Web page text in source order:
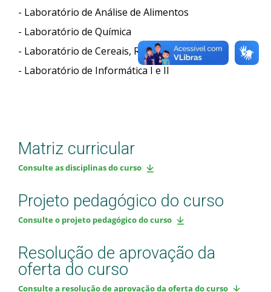
- Laboratório de Análise de Alimentos
- Laboratório de Química
- Laboratório de Cereais, Raízes e Tubérculos
- Laboratório de Informática I e II
Matriz curricular
Consulte as disciplinas do curso
Projeto pedagógico do curso
Consulte o projeto pedagógico do curso
Resolução de aprovação da
oferta do curso
Consulte a resolução de aprovação da oferta do curso